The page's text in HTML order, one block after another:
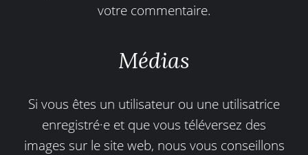
votre commentaire.
Médias
Si vous êtes un utilisateur ou une utilisatrice
enregistré·e et que vous téléversez des
images sur le site web, nous vous conseillons